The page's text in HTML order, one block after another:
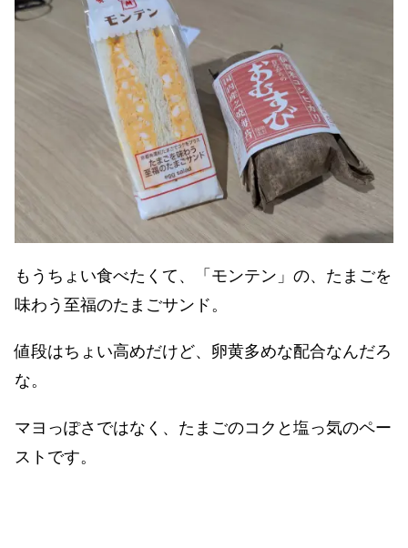
もうちょい食べたくて、「モンテン」の、たまごを
味わう至福のたまごサンド。
値段はちょい高めだけど、卵黄多めな配合なんだろ
な。
マヨっぽさではなく、たまごのコクと塩っ気のペー
ストです。